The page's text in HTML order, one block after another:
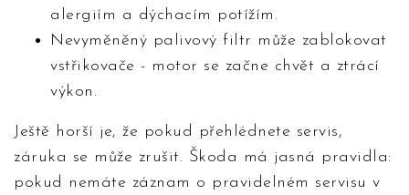
alergiím a dýchacím potížím.
Nevyměněný palivový filtr může zablokovat
vstřikovače - motor se začne chvět a ztrácí
výkon.
Ještě horší je, že pokud přehlédnete servis,
záruka se může zrušit. Škoda má jasná pravidla:
pokud nemáte záznam o pravidelném servisu v